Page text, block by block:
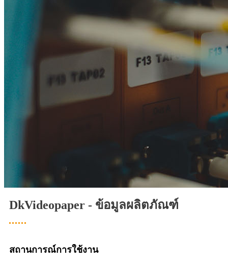
DkVideopaper - ข้อมูลผลิตภัณฑ์
สถานการณ์การใช้งาน